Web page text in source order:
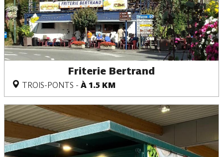
Friterie Bertrand
TROIS-PONTS - À 1.5 KM